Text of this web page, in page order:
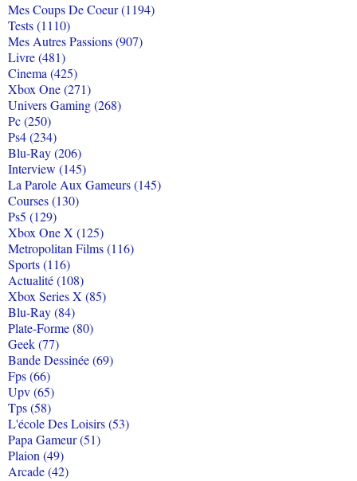
Mes Coups De Coeur (1194)
Tests (1110)
Mes Autres Passions (907)
Livre (481)
Cinema (425)
Xbox One (271)
Univers Gaming (268)
Pc (250)
Ps4 (234)
Blu-Ray (206)
Interview (145)
La Parole Aux Gameurs (145)
Courses (130)
Ps5 (129)
Xbox One X (125)
Metropolitan Films (116)
Sports (116)
Actualité (108)
Xbox Series X (85)
Blu-Ray (84)
Plate-Forme (80)
Geek (77)
Bande Dessinée (69)
Fps (66)
Upv (65)
Tps (58)
L'école Des Loisirs (53)
Papa Gameur (51)
Plaion (49)
Arcade (42)